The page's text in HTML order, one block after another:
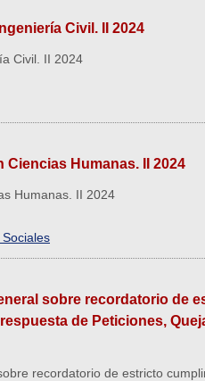
Civil. II 2024
Civil. II 2024
Humanas. II 2024
Humanas. II 2024
sobre recordatorio de
de Peticiones,
recordatorio de estricto